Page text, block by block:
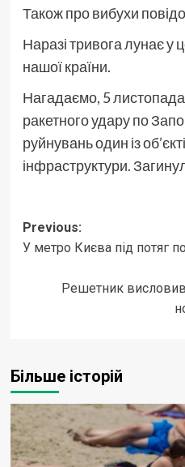
Також про вибухи
Наразі тривога лунає у
нашої країни.
Нагадаємо, 5
ракетного удару по
руйнувань один із
інфраструктури.
Post
navigation
Previous:
У метро Києва під потяг
Решетник
Більше історій